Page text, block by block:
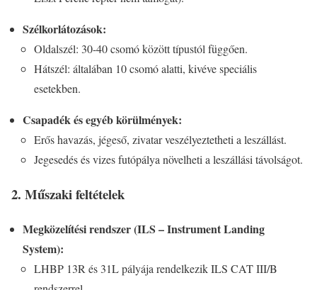
Szélkorlátozások:
Oldalszél: 30-40 csomó között típustól függően.
Hátszél: általában 10 csomó alatti, kivéve speciális
esetekben.
Csapadék és egyéb körülmények:
Erős havazás, jégeső, zivatar veszélyeztetheti a leszállást.
Jegesedés és vizes futópálya növelheti a leszállási távolságot.
2. Műszaki feltételek
Megközelítési rendszer (ILS – Instrument Landing
System):
LHBP 13R és 31L pályája rendelkezik ILS CAT III/B